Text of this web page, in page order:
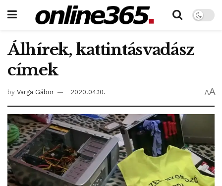
Álhírek, kattintásvadász
címek
by Varga Gábor 2020.04.10. AA